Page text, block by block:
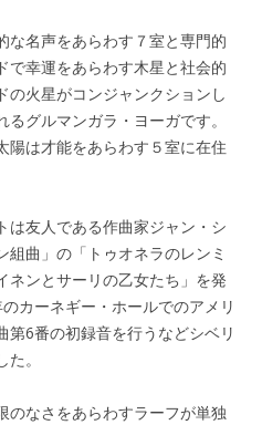
な名声をあらわす７室と専門的
で幸運をあらわす木星と社会的
の火星がコンジャンクションし
グルマンガラ・ヨーガです。
陽は才能をあらわす５室に在住
は友人である作曲家ジャン・シ
曲」の「トゥオネラのレンミ
ネンとサーリの乙女たち」を発
カーネギー・ホールでのアメリ
第6番の初録音を行うなどシベリ
。
のなさをあらわすラーフが単独